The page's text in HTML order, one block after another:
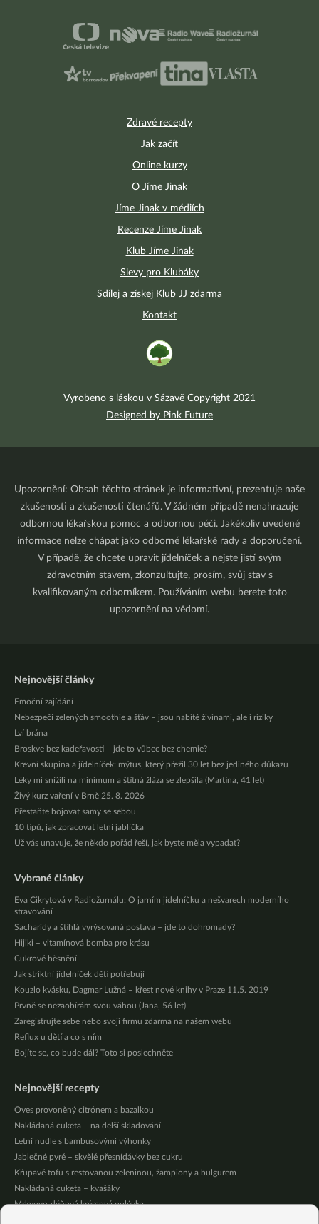
Zdravé recepty
Jak začít
Online kurzy
O Jíme Jinak
Jíme Jinak v médiích
Recenze Jíme Jinak
Klub Jíme Jinak
Slevy pro Klubáky
Sdílej a získej Klub JJ zdarma
Kontakt
Vyrobeno s láskou v Sázavě Copyright 2021
Designed by Pink Future
Upozornění: Obsah těchto stránek je informativní, prezentuje naše
zkušenosti a zkušenosti čtenářů. V žádném případě nenahrazuje
odbornou lékařskou pomoc a odbornou péči. Jakékoliv uvedené
informace nelze chápat jako odborné lékařské rady a doporučení.
V případě, že chcete upravit jídelníček a nejste jistí svým
zdravotním stavem, zkonzultujte, prosím, svůj stav s
kvalifikovaným odborníkem. Používáním webu berete toto
upozornění na vědomí.
Nejnovější články
Emoční zajídání
Nebezpečí zelených smoothie a šťáv – jsou nabité živinami, ale i riziky
Lví brána
Broskve bez kadeřavosti – jde to vůbec bez chemie?
Krevní skupina a jídelníček: mýtus, který přežil 30 let bez jediného důkazu
Léky mi snížili na minimum a štítná žláza se zlepšila (Martina, 41 let)
Živý kurz vaření v Brně 25. 8. 2026
Přestaňte bojovat samy se sebou
10 tipů, jak zpracovat letní jablíčka
Už vás unavuje, že někdo pořád řeší, jak byste měla vypadat?
Vybrané články
Eva Cikrytová v Radiožurnálu: O jarním jídelníčku a nešvarech moderního
stravování
Sacharidy a štíhlá vyrýsovaná postava – jde to dohromady?
Hijiki – vitamínová bomba pro krásu
Cukrové běsnění
Jak striktní jídelníček děti potřebují
Kouzlo kvásku, Dagmar Lužná – křest nové knihy v Praze 11.5. 2019
Prvně se nezaobírám svou váhou (Jana, 56 let)
Zaregistrujte sebe nebo svoji firmu zdarma na našem webu
Reflux u dětí a co s ním
Bojíte se, co bude dál? Toto si poslechněte
Nejnovější recepty
Oves provoněný citrónem a bazalkou
Nakládaná cuketa – na delší skladování
Letní nudle s bambusovými výhonky
Jablečné pyré – skvělé přesnídávky bez cukru
Křupavé tofu s restovanou zeleninou, žampiony a bulgurem
Nakládaná cuketa – kvašáky
Mrkvovo-dýňová krémová polévka